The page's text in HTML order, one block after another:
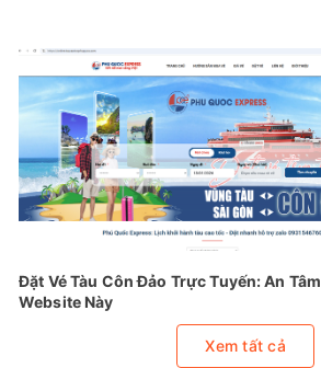
Đặt Vé Tàu Côn Đảo Trực Tuyến: An
Website Này
Xem tất cả